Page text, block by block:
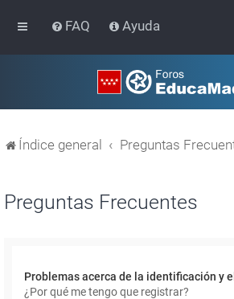
FAQ Ayuda
Índice general Preguntas
Preguntas Frecuentes
Problemas acerca de la identificación y
¿Por qué me tengo que registrar?